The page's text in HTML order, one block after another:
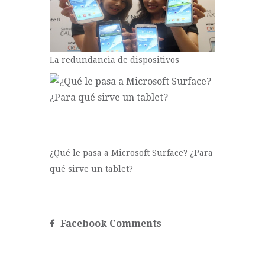
La redundancia de dispositivos
¿Qué le pasa a Microsoft Surface? ¿Para
qué sirve un tablet?
Facebook Comments